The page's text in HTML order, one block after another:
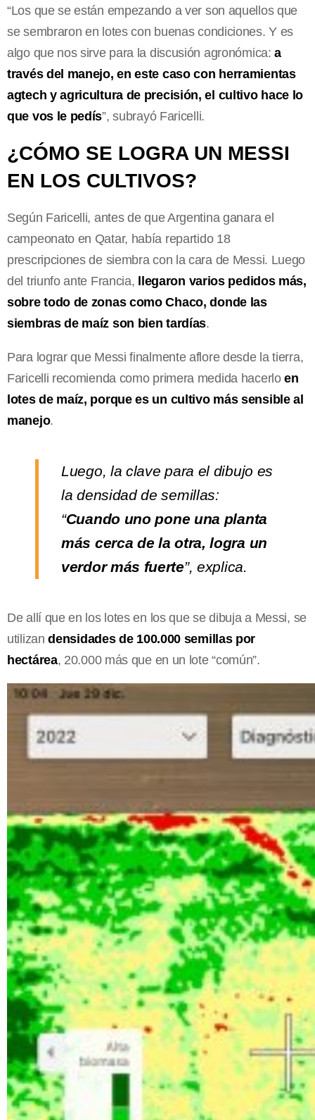
“Los que se están empezando a ver son aquellos que
se sembraron en lotes con buenas condiciones. Y es
algo que nos sirve para la discusión agronómica:a
través del manejo, en este caso con herramientas
agtech y agricultura de precisión, el cultivo hace lo
que vos le pedís”, subrayó Faricelli.
¿CÓMO SE LOGRA UN MESSI
EN LOS CULTIVOS?
Según Faricelli, antes de que Argentina ganara el
campeonato en Qatar, había repartido 18
prescripciones de siembra con la cara de Messi. Luego
del triunfo ante Francia, llegaron varios pedidos más,
sobre todo de zonas como Chaco, donde las
siembras de maíz son bien tardías.
Para lograr que Messi finalmente aflore desde la tierra,
Faricelli recomienda como primera medida hacerloen
lotes de maíz, porque es un cultivo más sensible al
manejo.
Luego, la clave para el dibujo es
la densidad de semillas:
“Cuando uno pone una planta
más cerca de la otra, logra un
verdor más fuerte”, explica.
De allí que en los lotes en los que se dibuja a Messi, se
utilizandensidades de 100.000 semillas por
hectárea, 20.000 más que en un lote “común”.